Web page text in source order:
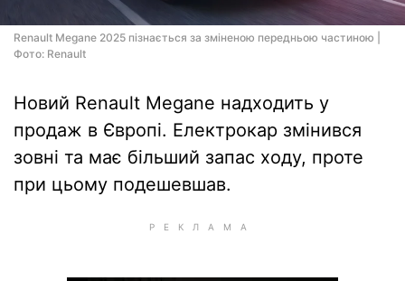
Renault Megane 2025 пізнається за зміненою передньою частиною |
Фото: Renault
Новий Renault Megane надходить у
продаж в Європі. Електрокар змінився
зовні та має більший запас ходу, проте
при цьому подешевшав.